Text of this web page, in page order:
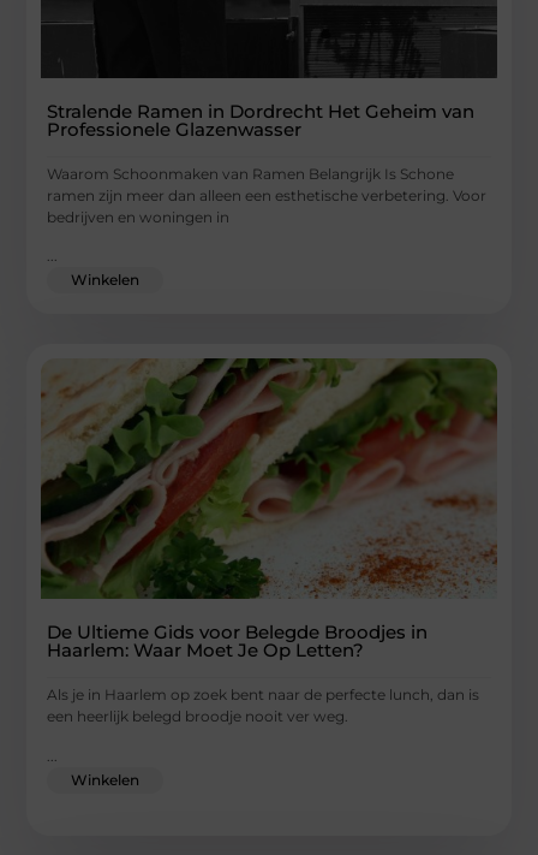
Stralende Ramen in Dordrecht Het Geheim van
Professionele Glazenwasser
Waarom Schoonmaken van Ramen Belangrijk Is Schone
ramen zijn meer dan alleen een esthetische verbetering. Voor
bedrijven en woningen in
...
Winkelen
De Ultieme Gids voor Belegde Broodjes in
Haarlem: Waar Moet Je Op Letten?
Als je in Haarlem op zoek bent naar de perfecte lunch, dan is
een heerlijk belegd broodje nooit ver weg.
Winkelen